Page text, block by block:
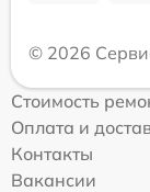
© 2026
Стоимость
Оплата и
Контакты
Вакансии